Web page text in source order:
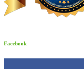
Facebook